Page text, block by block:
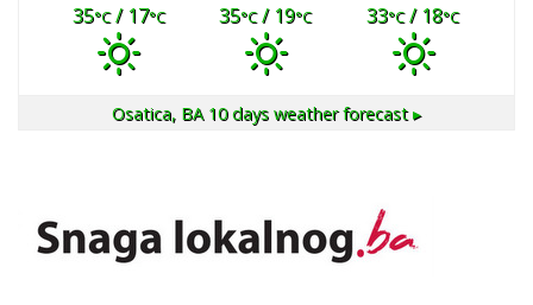
35°C/ 17°C 35°C/ 19°C 33°C/ 18°C
Osatica, BA10 days weather forecast ▸